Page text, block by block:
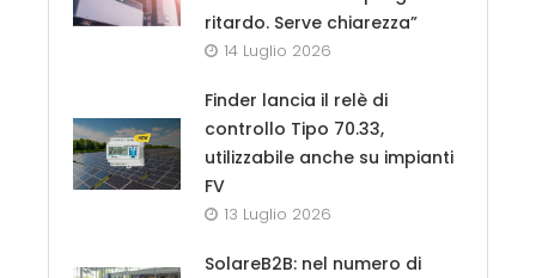
ritardo. Serve chiarezza”
14 Luglio 2026
Finder lancia il relè di
controllo Tipo 70.33,
utilizzabile anche su impianti
FV
13 Luglio 2026
SolareB2B: nel numero di